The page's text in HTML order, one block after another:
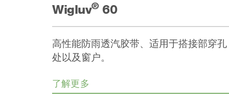
Wigluv®60
高性能防雨透汽胶带、适用于搭接部穿孔
处以及窗户。
了解更多